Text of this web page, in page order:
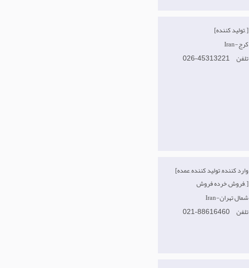
[تولید کننده, ]
Iran-کرج
026-45313221 تلفن
[وارد کننده, تولید کننده, عمده
فروش, خرده فروش, ]
Iran-شمال‌ تهران
021-88616460 تلفن